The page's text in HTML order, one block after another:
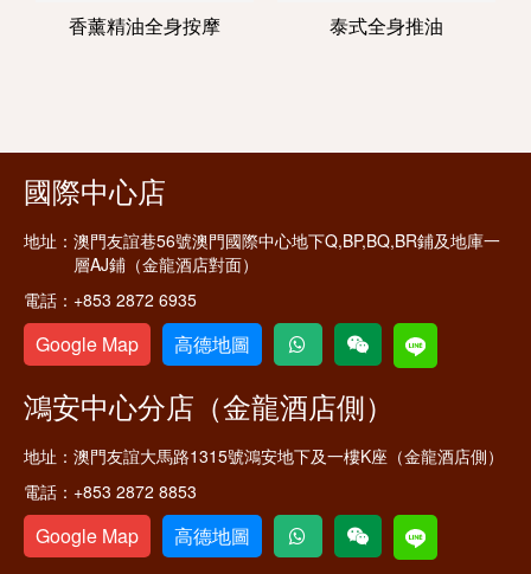
香薰精油全身按摩 泰式全身推油
國際中心店
地址： 澳門友誼巷56號澳門國際中心地下Q,BP,BQ,BR鋪及地庫一
層AJ鋪（金龍酒店對面）
電話： +853 2872 6935
Google Map 高德地圖
鴻安中心分店（金龍酒店側）
地址： 澳門友誼大馬路1315號鴻安地下及一樓K座（金龍酒店側）
電話： +853 2872 8853
Google Map 高德地圖